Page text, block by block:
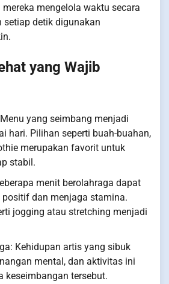
mengelola waktu secara
detik digunakan
yang Wajib
yang seimbang menjadi
hari. Pilihan seperti buah-buahan,
merupakan favorit untuk
stabil.
menit berolahraga dapat
dan menjaga stamina.
jogging atau stretching menjadi
Kehidupan artis yang sibuk
mental, dan aktivitas ini
keseimbangan tersebut.